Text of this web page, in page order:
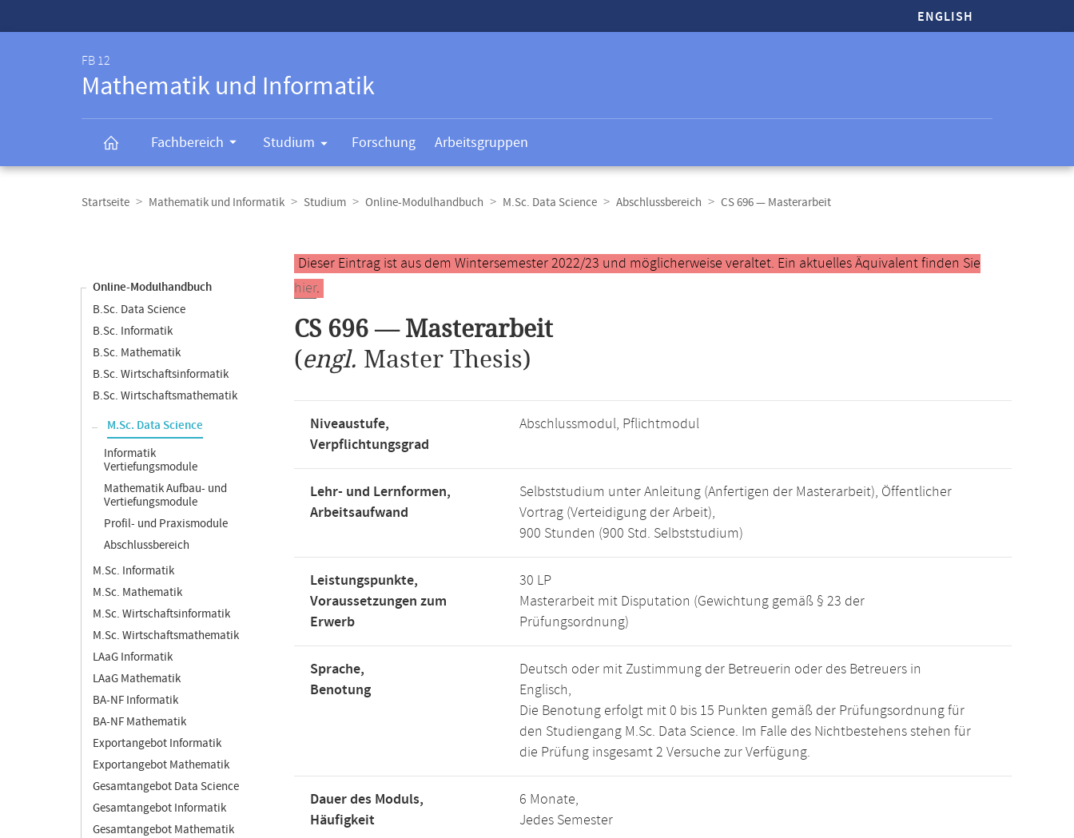
ENGLISH
FB 12
Mathematik und Informatik
Fachbereich Studium Forschung Arbeitsgruppen
Navigation
Startseite Mathematik und Informatik Studium Online-Modulhandbuch M.Sc. Data Science Abschlussbereich CS 696 — Masterarbeit
Online-Modulhandbuch
B.Sc. Data Science
B.Sc. Informatik
B.Sc. Mathematik
B.Sc. Wirtschaftsinformatik
B.Sc. Wirtschaftsmathematik
M.Sc. Data Science
Informatik
Vertiefungsmodule
Mathematik Aufbau- und
Vertiefungsmodule
Profil- und Praxismodule
Abschlussbereich
M.Sc. Informatik
M.Sc. Mathematik
M.Sc. Wirtschaftsinformatik
M.Sc. Wirtschaftsmathematik
LAaG Informatik
LAaG Mathematik
BA-NF Informatik
BA-NF Mathematik
Exportangebot Informatik
Exportangebot Mathematik
Gesamtangebot Data Science
Gesamtangebot Informatik
Gesamtangebot Mathematik
Hauptinhalt
Dieser Eintrag ist aus dem Wintersemester 2022/23 und möglicherweise veraltet. Ein aktuelles Äquivalent finden Sie
hier.
CS 696 — Masterarbeit
(engl. Master Thesis)
Niveaustufe,
Verpflichtungsgrad
Abschlussmodul, Pflichtmodul
Lehr- und Lernformen,
Arbeitsaufwand
Selbststudium unter Anleitung (Anfertigen der Masterarbeit), Öffentlicher
Vortrag (Verteidigung der Arbeit),
900 Stunden (900 Std. Selbststudium)
Leistungspunkte,
Voraussetzungen zum
Erwerb
30 LP
Masterarbeit mit Disputation (Gewichtung gemäß § 23 der
Prüfungsordnung)
Sprache,
Benotung
Deutsch oder mit Zustimmung der Betreuerin oder des Betreuers in
Englisch,
Die Benotung erfolgt mit 0 bis 15 Punkten gemäß der Prüfungsordnung für
den Studiengang M.Sc. Data Science. Im Falle des Nichtbestehens stehen für
die Prüfung insgesamt 2 Versuche zur Verfügung.
Dauer des Moduls,
Häufigkeit
6 Monate,
Jedes Semester